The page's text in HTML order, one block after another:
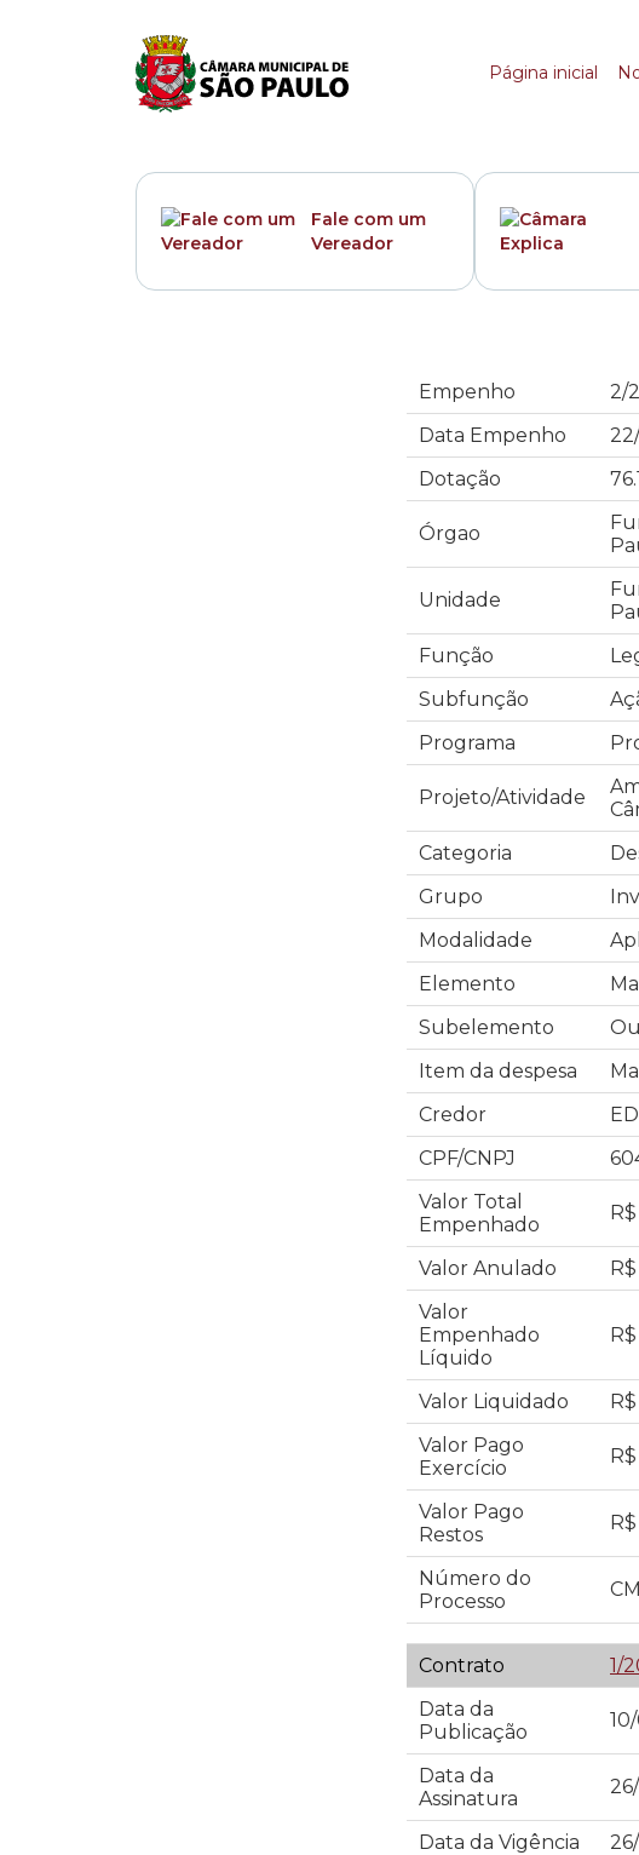
Empenho
Página inicial
Fale com um
Vereador
Empenho
2/
Data Empenho
Dotação
Órgao
Unidade
Função
Subfunção
Programa
Projeto/Atividade
Categoria
Grupo
Modalidade
Elemento
Subelemento
Item da despesa
Credor
CPF/CNPJ
Valor Total
Empenhado
Valor Anulado
Valor
Empenhado
Líquido
Valor Liquidado
Valor Pago
Exercício
Valor Pago
Restos
Número do
Processo
Contrato
1/
Data da
Publicação
Data da
Assinatura
Data da Vigência